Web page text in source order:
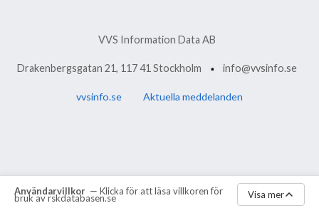
Användarvillkor — Klicka för att läsa villkoren för
bruk av rskdatabasen.se Visa mer
VVS Information Data AB
Drakenbergsgatan 21, 117 41 Stockholm info@vvsinfo.se
vvsinfo.se Aktuella meddelanden